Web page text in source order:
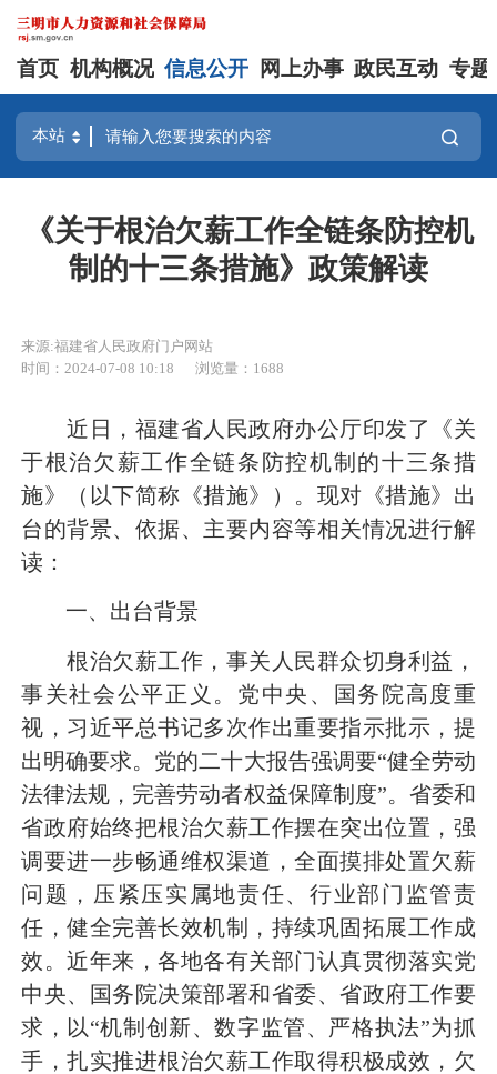
首页 机构概况 信息公开 网上办事 政民互动 专题
《关于根治欠薪工作全链条防控机
制的十三条措施》政策解读
来源:福建省人民政府门户网站
时间：2024-07-08 10:18
浏览量：1688
近日，福建省人民政府办公厅印发了《关
于根治欠薪工作全链条防控机制的十三条措
施》（以下简称《措施》）。现对《措施》出
台的背景、依据、主要内容等相关情况进行解
读：
一、出台背景
根治欠薪工作，事关人民群众切身利益，
事关社会公平正义。党中央、国务院高度重
视，习近平总书记多次作出重要指示批示，提
出明确要求。党的二十大报告强调要“健全劳动
法律法规，完善劳动者权益保障制度”。省委和
省政府始终把根治欠薪工作摆在突出位置，强
调要进一步畅通维权渠道，全面摸排处置欠薪
问题，压紧压实属地责任、行业部门监管责
任，健全完善长效机制，持续巩固拓展工作成
效。近年来，各地各有关部门认真贯彻落实党
中央、国务院决策部署和省委、省政府工作要
求，以“机制创新、数字监管、严格执法”为抓
手，扎实推进根治欠薪工作取得积极成效，欠